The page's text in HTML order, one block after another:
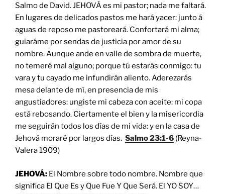
Salmo de David. JEHOVÁ es mi pastor; nada me faltará.
En lugares de delicados pastos me hará yacer: junto á
aguas de reposo me pastoreará. Confortará mi alma;
guiaráme por sendas de justicia por amor de su
nombre. Aunque ande en valle de sombra de muerte,
no temeré mal alguno; porque tú estarás conmigo: tu
vara y tu cayado me infundirán aliento. Aderezarás
mesa delante de mí, en presencia de mis
angustiadores: ungiste mi cabeza con aceite: mi copa
está rebosando. Ciertamente el bien y la misericordia
me seguirán todos los días de mi vida: y en la casa de
Jehová moraré por largos días. Salmo 23:1-6 (Reyna-
Valera 1909)
JEHOVÁ: El Nombre sobre todo nombre. Nombre que
significa El Que Es y Que Fue Y Que Será. El YO SOY…